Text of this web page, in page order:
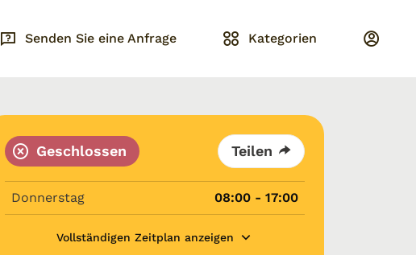
Senden Sie eine Anfrage Kategorien
Geschlossen Teilen
Donnerstag 08:00 - 17:00
Vollständigen Zeitplan anzeigen